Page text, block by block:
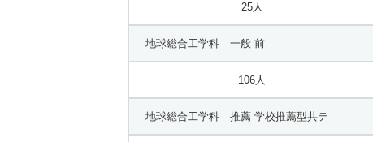
25人
地球総合工学科 一般 前
106人
地球総合工学科 推薦 学校推薦型共テ